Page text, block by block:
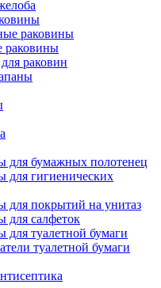
раковины
раковины
раковин
для бумажных полотенец
для гигиенических
для покрытий на унитаз
для салфеток
для туалетной бумаги
туалетной бумаги